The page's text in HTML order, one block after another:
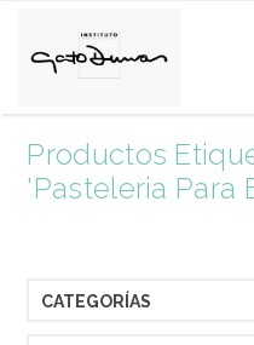
Productos
'pasteleria Para
CATEGORÍAS